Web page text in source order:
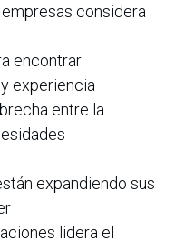
considera
encontrar
experiencia
entre la
expandiendo sus
lidera el